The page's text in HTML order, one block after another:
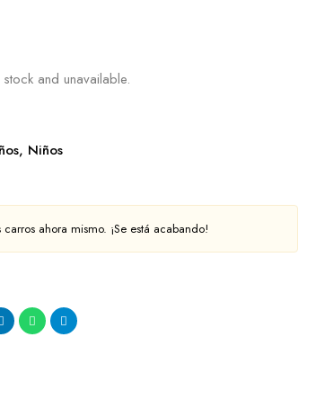
and unavailable.
, Niños
ahora mismo. ¡Se está acabando!